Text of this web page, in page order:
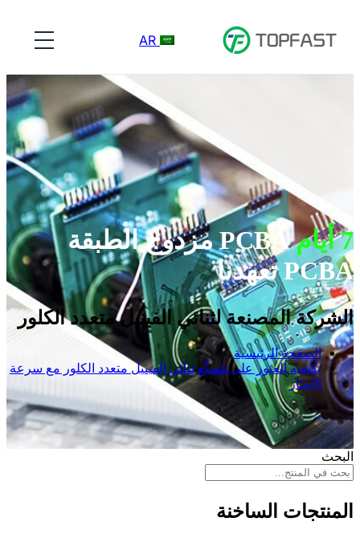
7 أيام
PCBA مزدوج الطبقة
PCBA تعهدنا
الشركة المصنعة لثنائي الفينيل متعدد الكلور
الصفحة الرئيسية
كيفية العثور على مُصنِّع ثنائي الفينيل متعدد الكلور مع سرعة
الإنجاز
البحث
المنتجات الساخنة